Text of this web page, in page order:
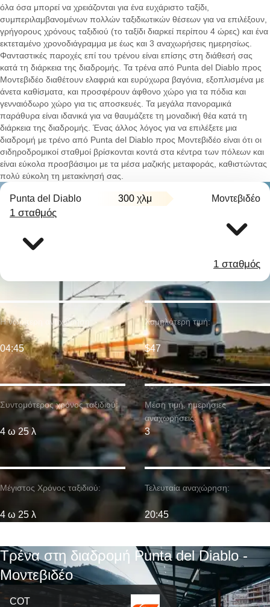
όλα όσα μπορεί να χρειάζονται για ένα ευχάριστο ταξίδι,
συμπεριλαμβανομένων πολλών ταξιδιωτικών θέσεων για να επιλέξουν,
γρήγορους χρόνους ταξιδιού (το ταξίδι διαρκεί περίπου 4 ώρες) και ένα
εκτεταμένο χρονοδιάγραμμα με έως και 3 αναχωρήσεις ημερησίως.
Φανταστικές παροχές επί του τρένου είναι επίσης στη διάθεσή σας
κατά τη διάρκεια της διαδρομής. Τα τρένα από Punta del Diablo προς
Μοντεβιδέο διαθέτουν ελαφριά και ευρύχωρα βαγόνια, εξοπλισμένα με
άνετα καθίσματα, και προσφέρουν άφθονο χώρο για τα πόδια και
γενναιόδωρο χώρο για τις αποσκευές. Τα μεγάλα πανοραμικά
παράθυρα είναι ιδανικά για να θαυμάζετε τη μοναδική θέα κατά τη
διάρκεια της διαδρομής. Ένας άλλος λόγος για να επιλέξετε μια
διαδρομή με τρένο από Punta del Diablo προς Μοντεβιδέο είναι ότι οι
σιδηροδρομικοί σταθμοί βρίσκονται κοντά στα κέντρα των πόλεων και
είναι εύκολα προσβάσιμοι με τα μέσα μαζικής μεταφοράς, καθιστώντας
πολύ εύκολη τη μετακίνησή σας.
Punta del Diablo 300 χλμ Μοντεβιδέο
1 σταθμός
1 σταθμός
Συντομότερος χρόνος ταξιδιού:
4 ω 25 λ
Η νωρίτερη αναχώρηση:
04:45
Μέγιστος Χρόνος ταξιδιού:
4 ω 25 λ
Χαμηλότερη τιμή:
$47
Μέση τιμή. ημερήσιες
αναχωρήσεις:
3
Τελευταία αναχώρηση:
20:45
Τρένα στη διαδρομή Punta del Diablo -
Μοντεβιδέο
COT